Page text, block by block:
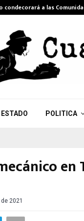
condecorará a las
ESTADO POLITICA
en
2021